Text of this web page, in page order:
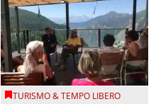
TURISMO & TEMPO LIBERO